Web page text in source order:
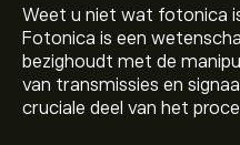
Weet u niet wat fotonica
Fotonica is een
bezighoudt met de
van transmissies en
cruciale deel van het
De huidige koers van